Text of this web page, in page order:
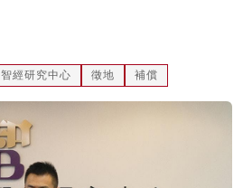
智經研究中心 徵地 補償